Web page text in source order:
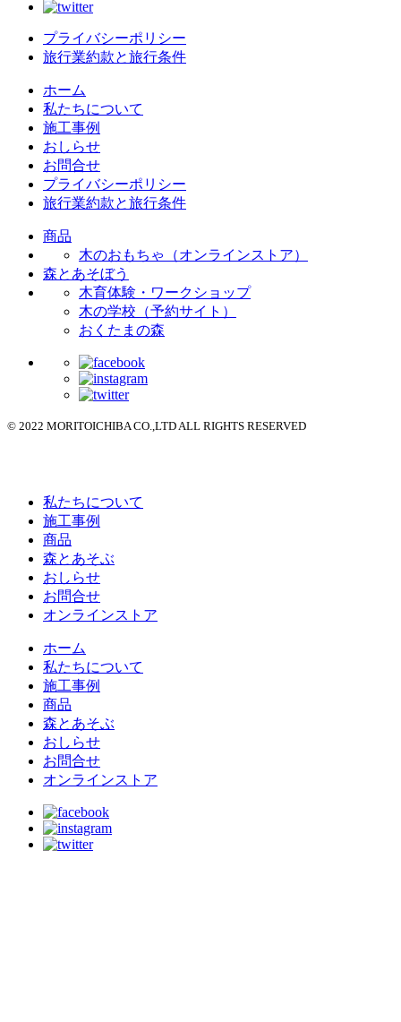
プライバシーポリシー
旅行業約款と旅行条件
ホーム
私たちについて
施工事例
おしらせ
お問合せ
プライバシーポリシー
旅行業約款と旅行条件
商品
木のおもちゃ（オンラインストア）
森とあそぼう
木育体験・ワークショップ
木の学校（予約サイト）
おくたまの森
© 2022 MORITOICHIBA CO.,LTD ALL RIGHTS RESERVED
私たちについて
施工事例
商品
森とあそぶ
おしらせ
お問合せ
オンラインストア
ホーム
私たちについて
施工事例
商品
森とあそぶ
おしらせ
お問合せ
オンラインストア